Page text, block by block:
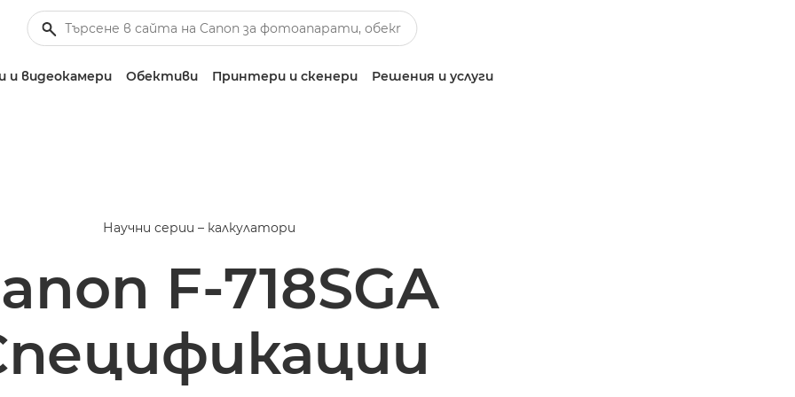
видеокамери Обективи Принтери и скенери Решения и услуги
Научни серии – калкулатори
F-718SGA